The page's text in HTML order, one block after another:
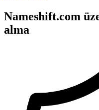
Nameshift.com
alma